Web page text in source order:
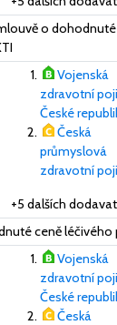
o
Vojenská
zdravotní
České
Česká
průmyslová
zdravotní
+5 dalších
ceně léčivého
Vojenská
zdravotní
České
Česká